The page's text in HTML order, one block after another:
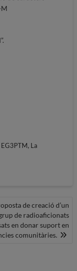
M
EG3PTM, La
de creació d’un
de radioaficionats
en donar suport en
comunitàries.